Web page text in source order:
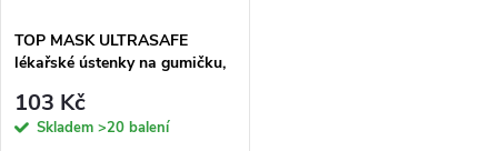
TOP MASK ULTRASAFE
lékařské ústenky na gumičku,
103 Kč
Skladem >20 balení